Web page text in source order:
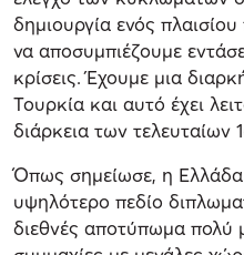
δημιουργία ενός
να αποσυμπιέζουμε
κρίσεις. Έχουμε μια
Τουρκία και αυτό έχει
διάρκεια των τελευταίων
Όπως σημείωσε, η Ελλάδα
υψηλότερο πεδίο
διεθνές αποτύπωμα πολύ